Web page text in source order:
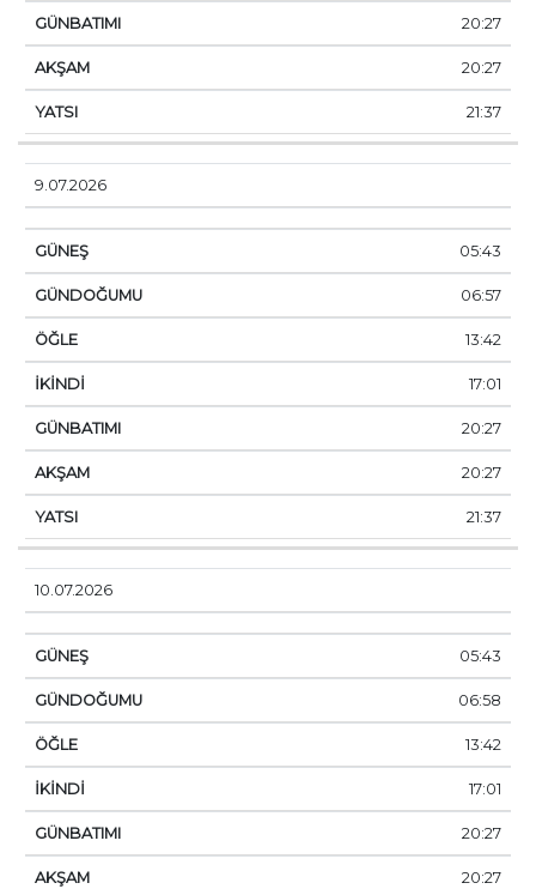
20:27
20:27
21:37
9.07.2026
05:43
06:57
13:42
17:01
20:27
20:27
21:37
10.07.2026
05:43
06:58
13:42
17:01
20:27
20:27